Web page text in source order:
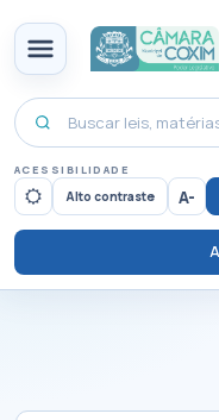
ACESSIBILIDADE
Alto contraste A-